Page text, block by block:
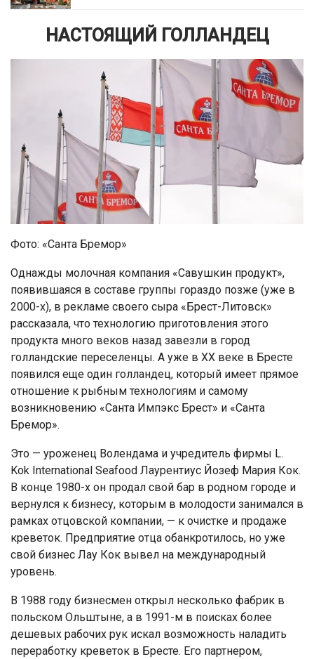
НАСТОЯЩИЙ ГОЛЛАНДЕЦ
Фото: «Санта Бремор»
Однажды молочная компания «Савушкин продукт»,
появившаяся в составе группы гораздо позже (уже в
2000-х), в рекламе своего сыра «Брест-Литовск»
рассказала, что технологию приготовления этого
продукта много веков назад завезли в город
голландские переселенцы. А уже в XX веке в Бресте
появился еще один голландец, который имеет прямое
отношение к рыбным технологиям и самому
возникновению «Санта Импэкс Брест» и «Санта
Бремор».
Это — уроженец Волендама и учредитель фирмы L.
Kok International Seafood Лаурентиус Йозеф Мария Кок.
В конце 1980-х он продал свой бар в родном городе и
вернулся к бизнесу, которым в молодости занимался в
рамках отцовской компании, — к очистке и продаже
креветок. Предприятие отца обанкротилось, но уже
свой бизнес Лау Кок вывел на международный
уровень.
В 1988 году бизнесмен открыл несколько фабрик в
польском Ольштыне, а в 1991-м в поисках более
дешевых рабочих рук искал возможность наладить
переработку креветок в Бресте. Его партнером,